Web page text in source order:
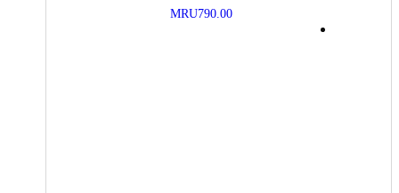
MRU790.00